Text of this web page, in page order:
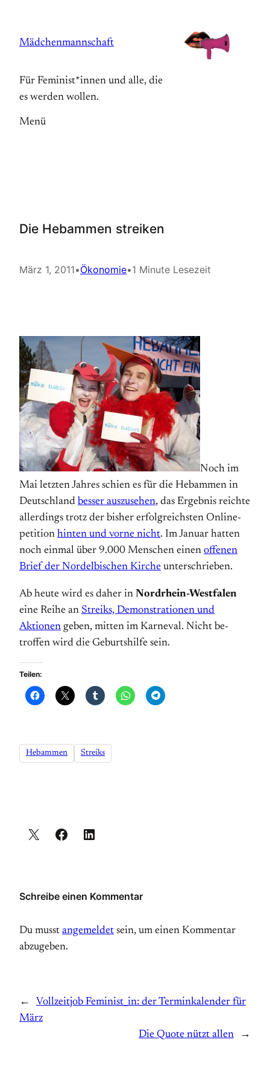
springen
Mädchenmannschaft
Für Feminist*innen und alle, die
es werden wollen.
Menü
Die Hebammen streiken
März 1, 2011•Ökonomie•1 Minute Lesezeit
Noch im
Mai letzten Jahres schien es für die Heb­ammen in
Deutsch­land besser aus­zu­sehen, das Ergebnis reich­te
aller­dings trotz der bis­her er­folg­reichsten On­line­
petition hinten und vorne nicht. Im Januar hatten
noch einmal über 9.000 Men­schen einen offenen
Brief der Nord­elbischen Kirche unter­schrie­ben.
Ab heute wird es daher in Nord­rhein-West­falen
eine Reihe an Streiks, De­mons­tra­tionen und
Aktionen geben, mitten im Karneval. Nicht be­
troffen wird die Geburtshilfe sein.
Teilen:
Hebammen Streiks
Schreibe einen Kommentar
Du musst angemeldet sein, um einen Kommentar
abzugeben.
←
Vollzeitjob Feminist_in: der Terminkalender für
März
Die Quote nützt allen
→